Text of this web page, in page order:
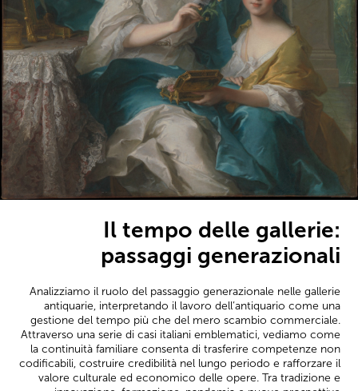
Il tempo delle gallerie:
passaggi generazionali
Analizziamo il ruolo del passaggio generazionale nelle gallerie
antiquarie, interpretando il lavoro dell’antiquario come una
gestione del tempo più che del mero scambio commerciale.
Attraverso una serie di casi italiani emblematici, vediamo come
la continuità familiare consenta di trasferire competenze non
codificabili, costruire credibilità nel lungo periodo e rafforzare il
valore culturale ed economico delle opere. Tra tradizione e